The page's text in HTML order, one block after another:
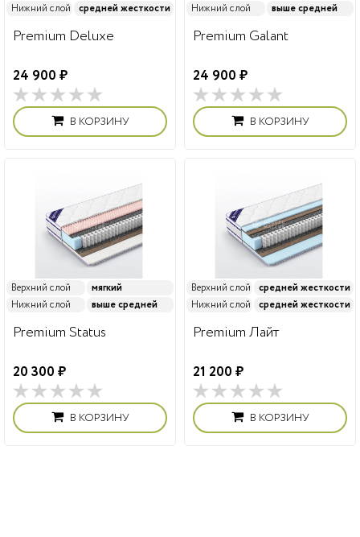
Нижний слой
средней жесткости
Premium Deluxe
24 900 ₽
В КОРЗИНУ
Нижний слой
выше средней
Premium Galant
24 900 ₽
В КОРЗИНУ
Верхний слой
мягкий
Нижний слой
выше средней
Premium Status
20 300 ₽
В КОРЗИНУ
Верхний слой
средней жесткости
Нижний слой
средней жесткости
Premium Лайт
21 200 ₽
В КОРЗИНУ